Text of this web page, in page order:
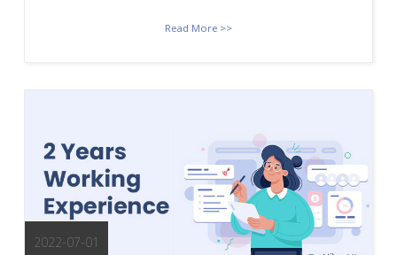
Read More >>
2022-07-01